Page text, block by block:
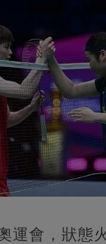
運會，狀態